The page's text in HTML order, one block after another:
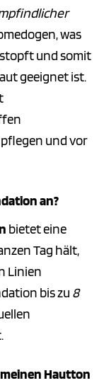
was
und somit
geeignet ist.
und vor
an?
bietet eine
Tag hält,
Linien
bis zu 8
Hautton